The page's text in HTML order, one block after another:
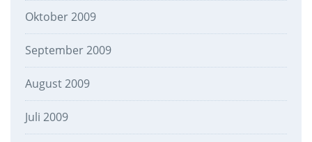
Oktober 2009
September 2009
August 2009
Juli 2009